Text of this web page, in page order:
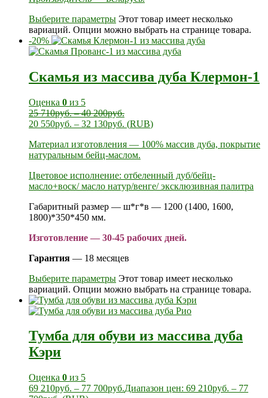
Выберите параметры Этот товар имеет несколько
вариаций. Опции можно выбрать на странице товара.
-20%
Скамья из массива дуба Клермон-1
Оценка 0 из 5
25 710руб.–40 200руб.
20 550руб. – 32 130руб. (RUB)
Материал изготовления — 100% массив дуба, покрытие
натуральным бейц-маслом.
Цветовое исполнение: отбеленный дуб/бейц-
масло+воск/ масло натур/венге/ эксклюзивная палитра
Габаритный размер — ш*г*в — 1200 (1400, 1600,
1800)*350*450 мм.
Изготовление — 30-45 рабочих дней.
Гарантия — 18 месяцев
Выберите параметры Этот товар имеет несколько
вариаций. Опции можно выбрать на странице товара.
Тумба для обуви из массива дуба
Кэри
Оценка 0 из 5
69 210руб. – 77 700руб.Диапазон цен: 69 210руб. – 77